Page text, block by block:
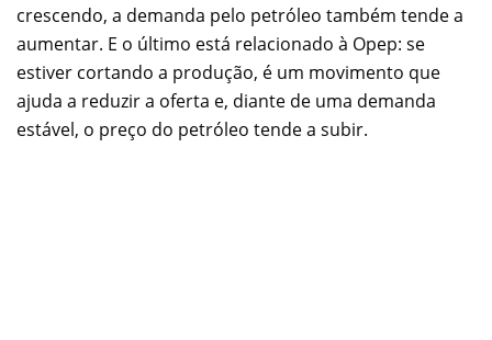
crescendo, a demanda pelo petróleo também tende a
aumentar. E o último está relacionado à Opep: se
estiver cortando a produção, é um movimento que
ajuda a reduzir a oferta e, diante de uma demanda
estável, o preço do petróleo tende a subir.